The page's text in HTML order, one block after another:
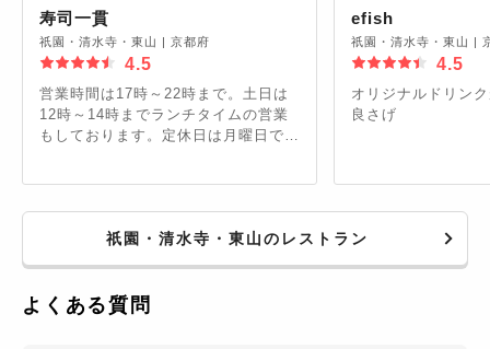
寿司一貫
祇園・清水寺・東山 | 京都府
4.5
営業時間は17時～22時まで。土日は
12時～14時までランチタイムの営業
もしております。定休日は月曜日で
efish
祇園・清水寺・東山 |
4.5
オリジナルドリン
良さげ
祇園・清水寺・東山のレストラン
よくある質問